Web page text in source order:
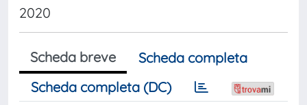
2020
Scheda breve
Scheda completa
Scheda completa (DC)